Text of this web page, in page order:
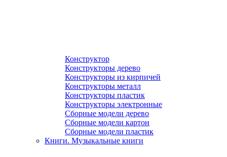
Конструктор
Конструкторы дерево
Конструкторы из кирпичей
Конструкторы металл
Конструкторы пластик
Конструкторы электронные
Сборные модели дерево
Сборные модели картон
Сборные модели пластик
Книги. Музыкальные книги